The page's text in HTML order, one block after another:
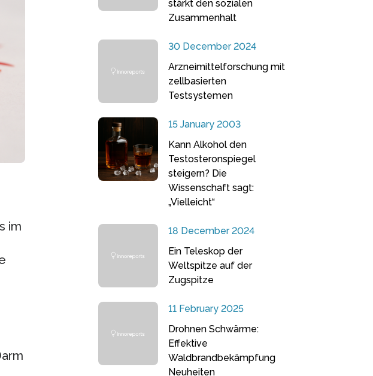
im
stärkt den sozialen
Zusammenhalt
30 December 2024
Arzneimittelforschung mit
zellbasierten
Testsystemen
15 January 2003
Kann Alkohol den
Testosteronspiegel
steigern? Die
Wissenschaft sagt:
„Vielleicht“
18 December 2024
Ein Teleskop der
Weltspitze auf der
Zugspitze
11 February 2025
Drohnen Schwärme:
Effektive
Waldbrandbekämpfung
Neuheiten